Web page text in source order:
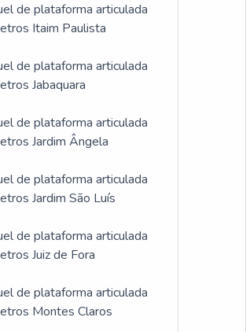
de plataforma articulada
Itaim Paulista
de plataforma articulada
Jabaquara
de plataforma articulada
Jardim Ângela
de plataforma articulada
Jardim São Luís
de plataforma articulada
Juiz de Fora
de plataforma articulada
Montes Claros